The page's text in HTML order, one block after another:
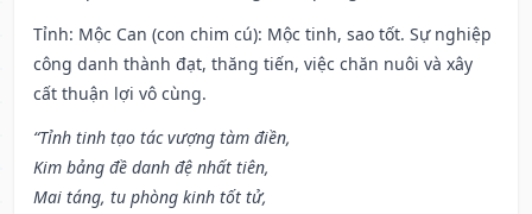
Tỉnh: Mộc Can (con chim cú): Mộc tinh, sao tốt. Sự nghiệp
công danh thành đạt, thăng tiến, việc chăn nuôi và xây
cất thuận lợi vô cùng.
“Tỉnh tinh tạo tác vượng tàm điền,
Kim bảng đề danh đệ nhất tiên,
Mai táng, tu phòng kinh tốt tử,